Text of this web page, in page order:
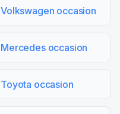
Volkswagen occasion
Mercedes occasion
Toyota occasion